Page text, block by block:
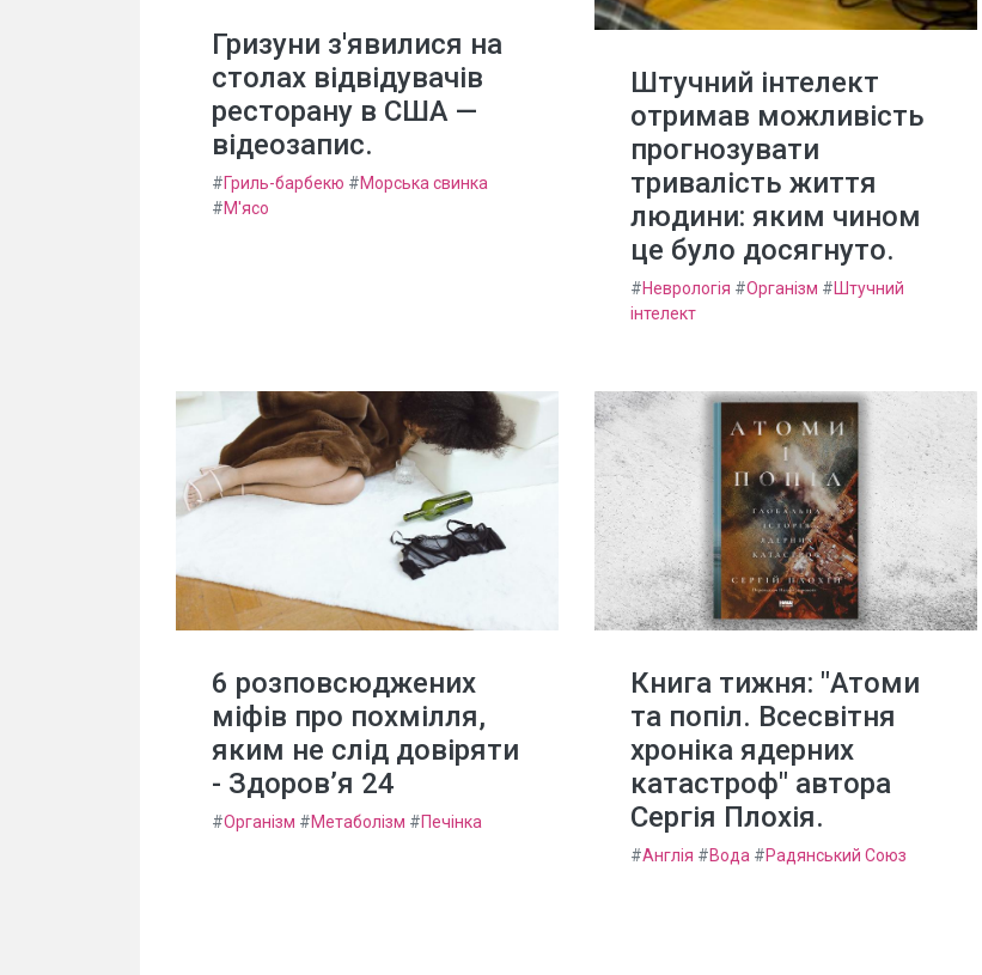
Гризуни з'явилися на
столах відвідувачів
ресторану в США —
відеозапис.
#Гриль-барбекю #Морська свинка
#М'ясо
Штучний інтелект
отримав можливість
прогнозувати
тривалість життя
людини: яким чином
це було досягнуто.
#Неврологія #Організм #Штучний
інтелект
6 розповсюджених
міфів про похмілля,
яким не слід довіряти
- Здоров’я 24
#Організм #Метаболізм #Печінка
Книга тижня: "Атоми
та попіл. Всесвітня
хроніка ядерних
катастроф" автора
Сергія Плохія.
#Англія #Вода #Радянський Союз